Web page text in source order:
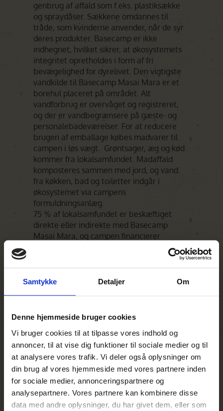
Samtykke Detaljer Om
Denne hjemmeside bruger cookies
Vi bruger cookies til at tilpasse vores indhold og
annoncer, til at vise dig funktioner til sociale medier og til
at analysere vores trafik. Vi deler også oplysninger om
din brug af vores hjemmeside med vores partnere inden
for sociale medier, annonceringspartnere og
analysepartnere. Vores partnere kan kombinere disse
data med andre oplysninger, du har givet dem, eller som
genbrug af affald som f.eks. plastiksække
og spraydåser. Sækkene omdannes til
tråde, som kvinderne anvender, når de syr
deres produkter. Basecamp er ikke
indhegnet, hvilket sikrer, at økosystemets
integritet opretholdes i form af fri
bevægelighed for dyrelivet. Den vigtigste
vandkilde til Basecamp Masai Mara er et
borehul placeret på området. Alt
vandforbrug er overvåget og registreret,
og der er vandbegrænsere på gæste- og
personalebadeværelser. For at reducere
brugen af emballage købes madvarer til
campen i løs vægt. Grøntsager, æg og kød
kommer fra lokalsamfundet. Madaffald
komposteres sammen med jord, og vand
fra køkken, bad og toiletter indgår i
økosystemet via campens
formuldningsanlæg.
75 % af lokalsamfundet er beskæftiget
direkte eller indirekte med Basecamp
Masai Mara, og campen financierer
skolegang for 20 piger samt uddannelse af
Personligt minde
Basecamp Masai Mara har høje smukke
af dagene gik jeg rundt og studerede
fuglelivet på området. Pludselig hørte jeg
lyden af vingeslag, og 2 store
næsehornsfugle kom flyvende lige hen over
hovedet på mig og satte sig i træet oven
over mig. Det var lidt af en wow oplevelse,
for de store næsehornsfugle er meget
imponerende - især så tæt på.